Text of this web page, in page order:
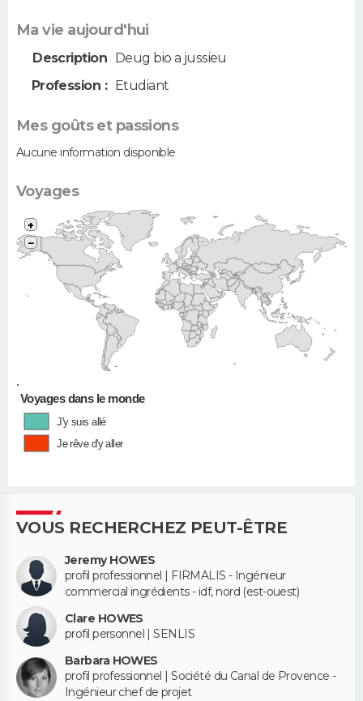
Ma vie aujourd'hui
Description Deug bio a jussieu
Profession :
Etudiant
Mes goûts et passions
Aucune information disponible
Voyages
•
+
−
Voyages dans le monde
J'y suis allé
Je rêve d'y aller
VOUS RECHERCHEZ PEUT-ÊTRE
Jeremy HOWES
profil professionnel | FIRMALIS - Ingénieur
commercial ingrédients - idf, nord (est-ouest)
Clare HOWES
profil personnel | SENLIS
Barbara HOWES
profil professionnel | Société du Canal de Provence -
Ingénieur chef de projet